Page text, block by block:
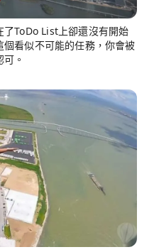
ToDo List上卻還沒有開始
看似不可能的任務，你會被
。